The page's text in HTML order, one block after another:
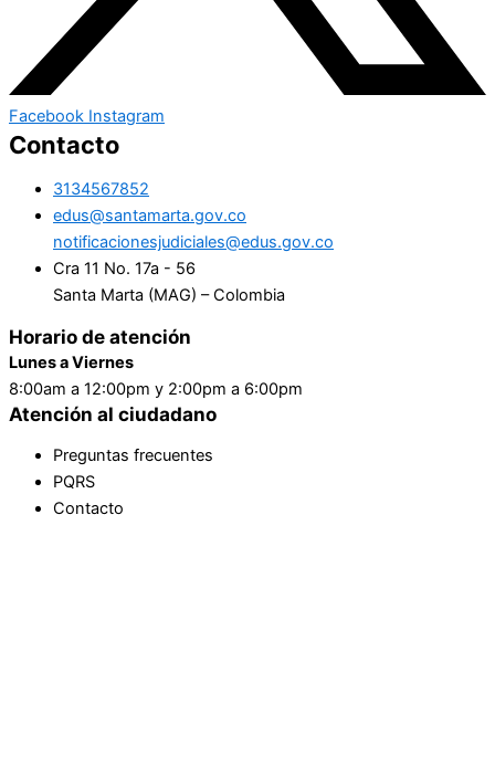
Facebook Instagram
Contacto
3134567852
edus@santamarta.gov.co
notificacionesjudiciales@edus.gov.co
Cra 11 No. 17a - 56
Santa Marta (MAG) – Colombia
Horario de atención
Lunes a Viernes
8:00am a 12:00pm y 2:00pm a 6:00pm
Atención al ciudadano
Preguntas frecuentes
PQRS
Contacto